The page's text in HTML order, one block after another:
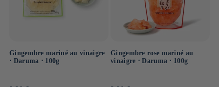
Gingembre mariné au vinaigre
⋅ Daruma ⋅ 100g
Gingembre rose mariné au
vinaigre ⋅ Daruma ⋅ 100g